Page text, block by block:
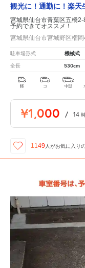
観光に！通勤に！楽天
宮城県仙台市青葉区五橋2-
予約できてオススメ！
宮城県仙台市宮城野区榴
駐車場形式 機械式
全長 530cm
軽 コ 中型
¥1,000 / 14
1149人がお気に入り